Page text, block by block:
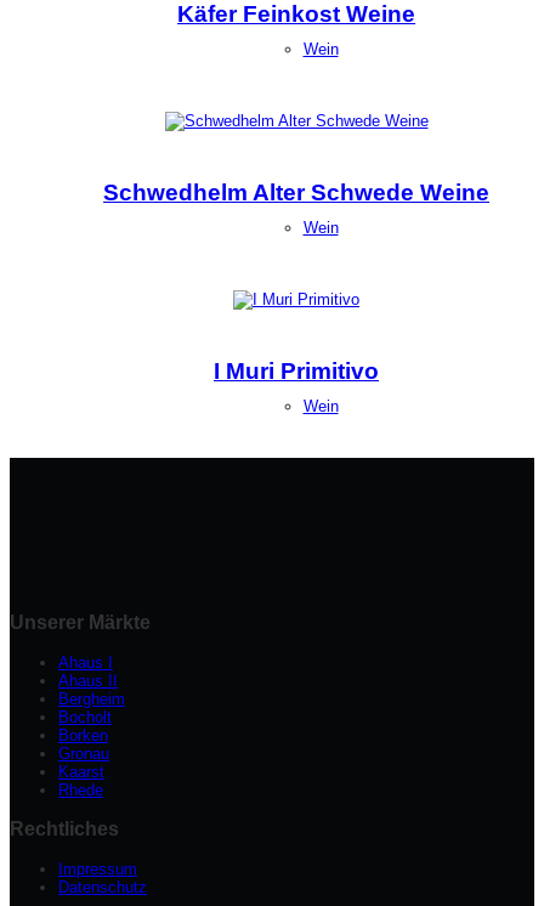
Käfer Feinkost Weine
Wein
Schwedhelm Alter Schwede Weine
Wein
I Muri Primitivo
Wein
Unserer Märkte
Ahaus I
Ahaus II
Bergheim
Bocholt
Borken
Gronau
Kaarst
Rhede
Rechtliches
Impressum
Datenschutz